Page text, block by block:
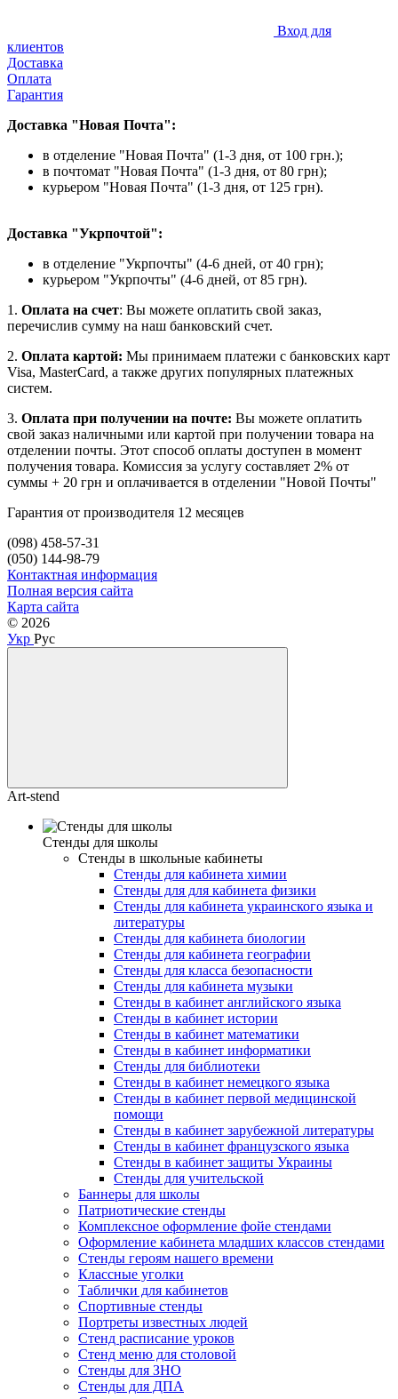
Вход для
клиентов
Доставка
Оплата
Гарантия
Доставка "Новая Почта":
в отделение "Новая Почта" (1-3 дня, от 100 грн.);
в почтомат "Новая Почта" (1-3 дня, от 80 грн);
курьером "Новая Почта" (1-3 дня, от 125 грн).
Доставка "Укрпочтой":
в отделение "Укрпочты" (4-6 дней, от 40 грн);
курьером "Укрпочты" (4-6 дней, от 85 грн).
1. Оплата на счет: Вы можете оплатить свой заказ,
перечислив сумму на наш банковский счет.
2. Оплата картой: Мы принимаем платежи с банковских карт
Visa, MasterCard, а также других популярных платежных
систем.
3. Оплата при получении на почте: Вы можете оплатить
свой заказ наличными или картой при получении товара на
отделении почты. Этот способ оплаты доступен в момент
получения товара. Комиссия за услугу составляет 2% от
суммы + 20 грн и оплачивается в отделении "Новой Почты"
Гарантия от производителя 12 месяцев
(098) 458-57-31
(050) 144-98-79
Контактная информация
Полная версия сайта
Карта сайта
© 2026
Укр Рус
Art-stend
Стенды для школы
Стенды в школьные кабинеты
Стенды для кабинета химии
Стенды для для кабинета физики
Стенды для кабинета украинского языка и
литературы
Стенды для кабинета биологии
Стенды для кабинета географии
Стенды для класса безопасности
Стенды для кабинета музыки
Стенды в кабинет английского языка
Стенды в кабинет истории
Стенды в кабинет математики
Стенды в кабинет информатики
Стенды для библиотеки
Стенды в кабинет немецкого языка
Стенды в кабинет первой медицинской
помощи
Стенды в кабинет зарубежной литературы
Стенды в кабинет французского языка
Стенды в кабинет защиты Украины
Стенды для учительской
Баннеры для школы
Патриотические стенды
Комплексное оформление фойе стендами
Оформление кабинета младших классов стендами
Стенды героям нашего времени
Классные уголки
Таблички для кабинетов
Спортивные стенды
Портреты известных людей
Стенд расписание уроков
Стенд меню для столовой
Стенды для ЗНО
Стенды для ДПА